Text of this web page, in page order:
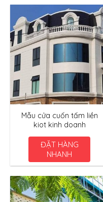
Mẫu cửa cuốn tấm liền
kiot kinh doanh
ĐẶT HÀNG
NHANH